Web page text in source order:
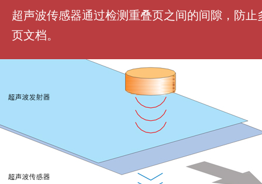
超声波传感器通过检测重叠页之间的间隙，防
页文档。